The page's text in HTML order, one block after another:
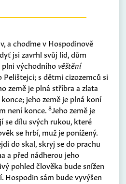
a choďme v Hospodinově
jsi zavrhl svůj lid, dům
plni východního věštění
Pelištejci; s dětmi cizozemců si
země je plná stříbra a zlata
jeho země je plná koní
není konce. 8Jeho země je
se dílu svých rukou, které
se hrbí, muž je ponížený.
do skal, skryj se do prachu
a před nádherou jeho
pohled člověka bude snížen
sám bude vyvýšen